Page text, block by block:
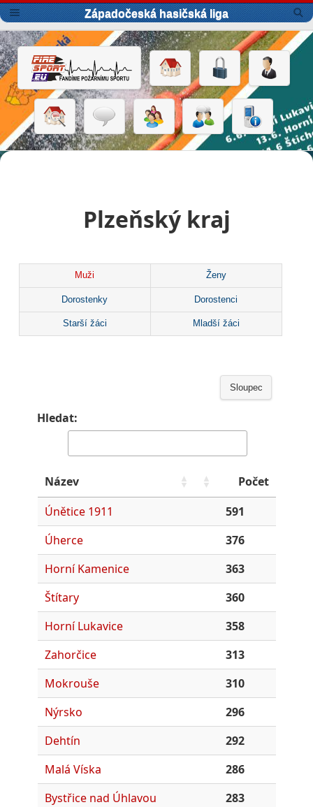
Západočeská hasičská liga
Plzeňský kraj
Muži Ženy
Dorostenky Dorostenci
Starší žáci Mladší žáci
Sloupec
Hledat:
Název
Počet
Únětice 1911
591
Úherce
376
Horní Kamenice
363
Štítary
360
Horní Lukavice
358
Zahorčice
313
Mokrouše
310
Nýrsko
296
Dehtín
292
Malá Víska
286
Bystřice nad Úhlavou
283